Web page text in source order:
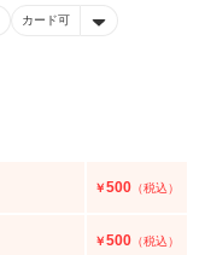
カード可
￥500 （税込）
￥500 （税込）